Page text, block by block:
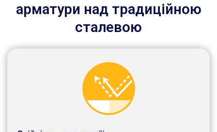
арматури над традиційною
сталевою